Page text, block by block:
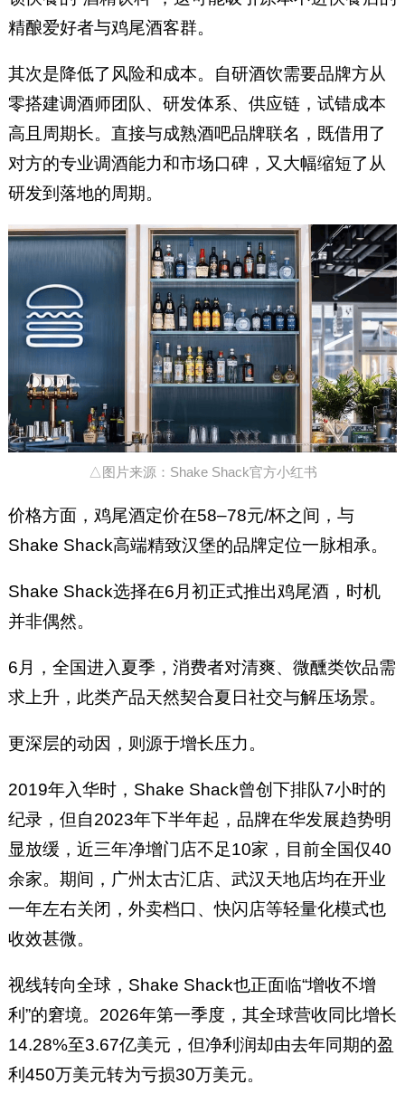
精酿爱好者与鸡尾酒客群。
其次是降低了风险和成本。自研酒饮需要品牌方从
零搭建调酒师团队、研发体系、供应链，试错成本
高且周期长。直接与成熟酒吧品牌联名，既借用了
对方的专业调酒能力和市场口碑，又大幅缩短了从
研发到落地的周期。
△图片来源：Shake Shack官方小红书
价格方面，鸡尾酒定价在58–78元/杯之间，与
Shake Shack高端精致汉堡的品牌定位一脉相承。
Shake Shack选择在6月初正式推出鸡尾酒，时机
并非偶然。
6月，全国进入夏季，消费者对清爽、微醺类饮品需
求上升，此类产品天然契合夏日社交与解压场景。
更深层的动因，则源于增长压力。
2019年入华时，Shake Shack曾创下排队7小时的
纪录，但自2023年下半年起，品牌在华发展趋势明
显放缓，近三年净增门店不足10家，目前全国仅40
余家。期间，广州太古汇店、武汉天地店均在开业
一年左右关闭，外卖档口、快闪店等轻量化模式也
收效甚微。
视线转向全球，Shake Shack也正面临“增收不增
利”的窘境。2026年第一季度，其全球营收同比增长
14.28%至3.67亿美元，但净利润却由去年同期的盈
利450万美元转为亏损30万美元。